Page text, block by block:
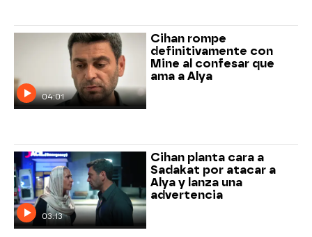
04:01
Cihan rompe
definitivamente con
Mine al confesar que
ama a Alya
03:13
Cihan planta cara a
Sadakat por atacar a
Alya y lanza una
advertencia